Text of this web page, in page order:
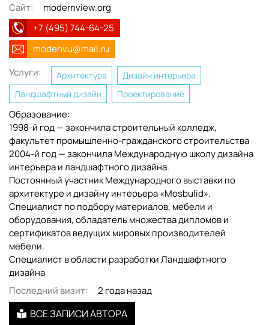
Сайт:
modernview.org
+7 (495) 744-64-25
modenvu@mail.ru
Услуги:
Архитектура
Дизайн интерьера
Ландшафтный дизайн
Проектирование
Образование:
1998-й год — закончила строительный колледж,
факультет промышленно-гражданского строительства
2004-й год — закончила Международную школу дизайна
интерьера и ландшафтного дизайна.
Постоянный участник Международного выставки по
архитектуре и дизайну интерьера «Mosbulid».
Специалист по подбору материалов, мебели и
оборудования, обладатель множества дипломов и
сертификатов ведущих мировых производителей
мебели.
Специалист в области разработки Ландшафтного
дизайна
Последний визит:
2 года назад
ВСЕ ЗАПИСИ АВТОРА